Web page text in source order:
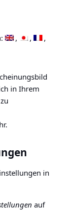
in Ihrem
in
auf